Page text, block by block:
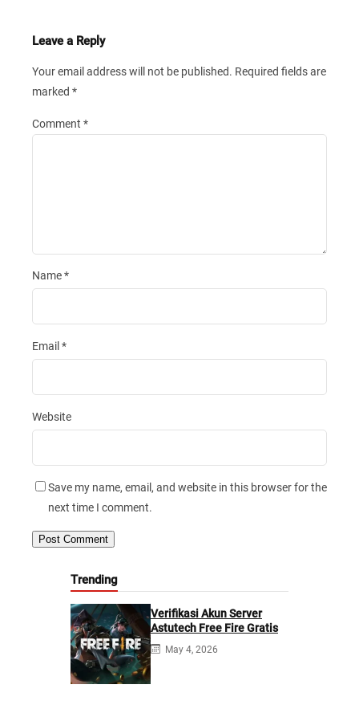
Leave a Reply
Your email address will not be published. Required fields are
marked *
Comment *
Name*
Email *
Website
Save my name, email, and website in this browser for the
next time I comment.
Trending
Verifikasi Akun Server
Astutech Free Fire Gratis
May 4, 2026